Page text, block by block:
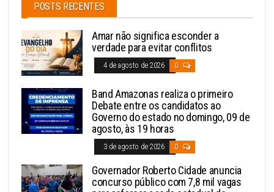
POSTS RECENTES
Amar não significa esconder a
verdade para evitar conflitos
4 de agosto de 2026 0
Band Amazonas realiza o primeiro
Debate entre os candidatos ao
Governo do estado no domingo, 09 de
agosto, às 19 horas
3 de agosto de 2026 0
Governador Roberto Cidade anuncia
concurso público com 7,8 mil vagas